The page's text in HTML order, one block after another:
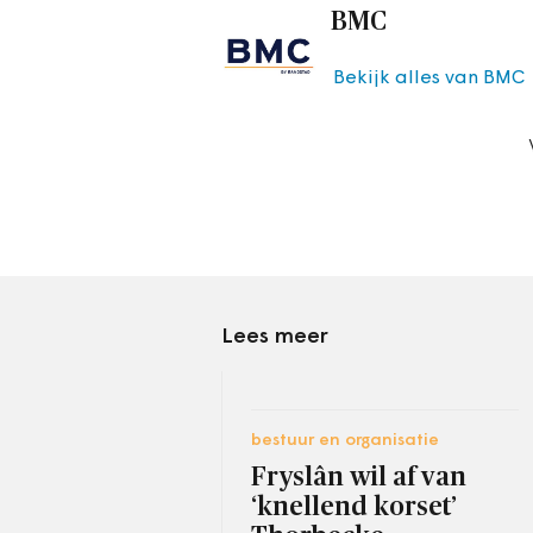
BMC
Bekijk alles van BMC
Lees meer
bestuur en organisatie
Fryslân wil af van
‘knellend korset’